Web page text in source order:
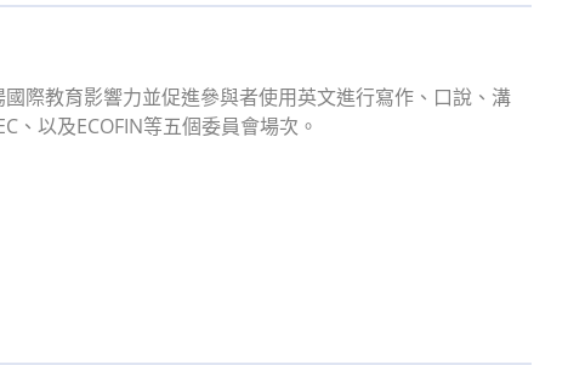
際教育影響力並促進參與者使用英文進行寫作、口說、溝
、以及ECOFIN等五個委員會場次。